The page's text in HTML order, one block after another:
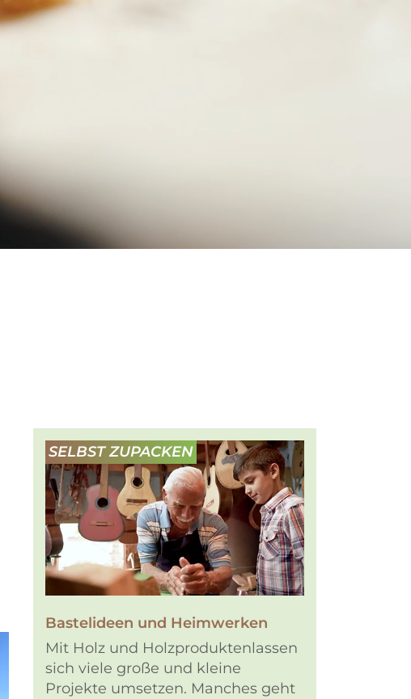
SELBST ZUPACKEN
Bastelideen und Heimwerken
Mit Holz und Holzproduktenlassen
sich viele große und kleine
Projekte umsetzen. Manches geht